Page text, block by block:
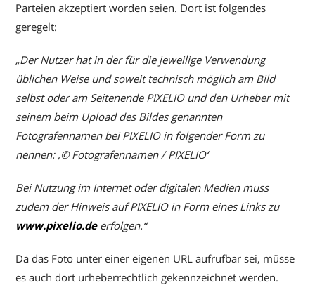
Parteien akzeptiert worden seien. Dort ist folgendes
geregelt:
„Der Nutzer hat in der für die jeweilige Verwendung
üblichen Weise und soweit technisch möglich am Bild
selbst oder am Seitenende PIXELIO und den Urheber mit
seinem beim Upload des Bildes genannten
Fotografennamen bei PIXELIO in folgender Form zu
nennen: ,© Fotografennamen / PIXELIO‘
Bei Nutzung im Internet oder digitalen Medien muss
zudem der Hinweis auf PIXELIO in Form eines Links zu
www.pixelio.deerfolgen.“
Da das Foto unter einer eigenen URL aufrufbar sei, müsse
es auch dort urheberrechtlich gekennzeichnet werden.